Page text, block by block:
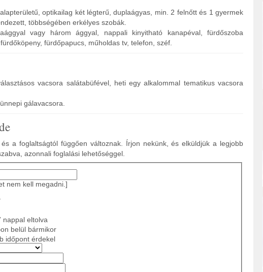
optikailag két légterű, duplaágyas, min. 2 felnőtt és 1 gyermek
többségében erkélyes szobák.
vagy három ággyal, nappali kinyitható kanapéval, fürdőszoba
fürdőpapucs, műholdas tv, telefon, széf.
vacsora salátabüfével, heti egy alkalommal tematikus vacsora
gálavacsora.
a foglaltságtól függően változnak. Írjon nekünk, és elküldjük a legjobb
azonnali foglalási lehetőséggel.
nem kell megadni.]
nappal eltolva
belül bármikor
időpont érdekel